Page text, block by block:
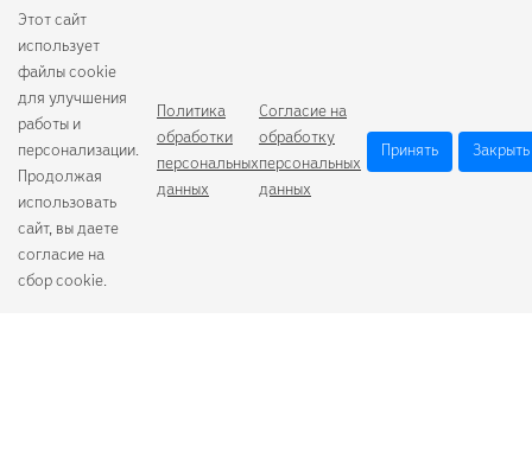
Этот сайт
использует
файлы cookie
для улучшения
работы и
персонализации.
Продолжая
использовать
сайт, вы даете
согласие на
сбор cookie.
Политика
обработки
персональных
данных
Согласие на
обработку
персональных
данных
Принять Закрыть